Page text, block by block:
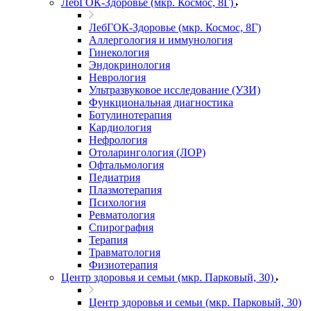
ЛебГОК-Здоровье (мкр. Космос, 8Г)
ЛебГОК-Здоровье (мкр. Космос, 8Г)
Аллергология и иммунология
Гинекология
Эндокринология
Неврология
Ультразвуковое исследование (УЗИ)
Функциональная диагностика
Ботулинотерапия
Кардиология
Нефрология
Отоларингология (ЛОР)
Офтальмология
Педиатрия
Плазмотерапия
Психология
Ревматология
Спирография
Терапия
Травматология
Физиотерапия
Центр здоровья и семьи (мкр. Парковый, 30)
Центр здоровья и семьи (мкр. Парковый, 30)